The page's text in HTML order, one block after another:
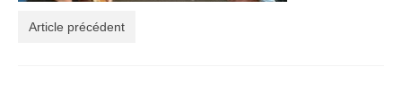
Article précédent